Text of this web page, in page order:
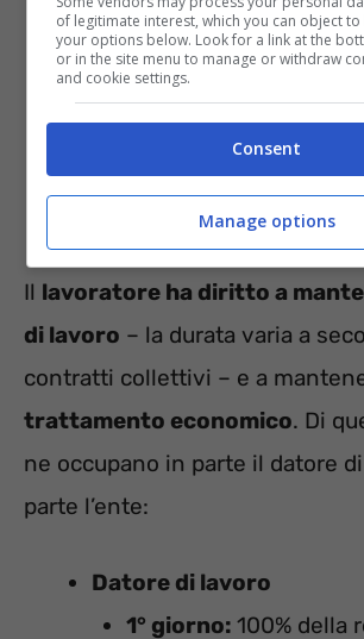
Il lavoratore ha diritto a
di lavoro – la durata varia a
contratti collettivi – e a
trattamento economico. Di
ne occupano in parte il datore
parte l’ente:
Datore di lavoro
1° giorno: 100% della
of legitimate interest, which you can object
your options below. Look for a link at the
or in the site menu to manage or withdraw
and cookie settings.
Consent
Manage options